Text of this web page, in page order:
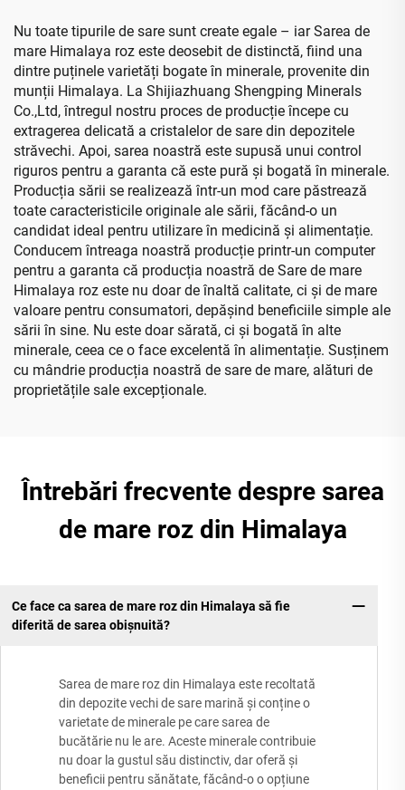
Nu toate tipurile de sare sunt create egale – iar Sarea de
mare Himalaya roz este deosebit de distinctă, fiind una
dintre puținele varietăți bogate în minerale, provenite din
munții Himalaya. La Shijiazhuang Shengping Minerals
Co.,Ltd, întregul nostru proces de producție începe cu
extragerea delicată a cristalelor de sare din depozitele
străvechi. Apoi, sarea noastră este supusă unui control
riguros pentru a garanta că este pură și bogată în minerale.
Producția sării se realizează într-un mod care păstrează
toate caracteristicile originale ale sării, făcând-o un
candidat ideal pentru utilizare în medicină și alimentație.
Conducem întreaga noastră producție printr-un computer
pentru a garanta că producția noastră de Sare de mare
Himalaya roz este nu doar de înaltă calitate, ci și de mare
valoare pentru consumatori, depășind beneficiile simple ale
sării în sine. Nu este doar sărată, ci și bogată în alte
minerale, ceea ce o face excelentă în alimentație. Susținem
cu mândrie producția noastră de sare de mare, alături de
proprietățile sale excepționale.
Întrebări frecvente despre sarea
de mare roz din Himalaya
Ce face ca sarea de mare roz din Himalaya să fie
diferită de sarea obișnuită?
Sarea de mare roz din Himalaya este recoltată
din depozite vechi de sare marină și conține o
varietate de minerale pe care sarea de
bucătărie nu le are. Aceste minerale contribuie
nu doar la gustul său distinctiv, dar oferă și
beneficii pentru sănătate, făcând-o o opțiune